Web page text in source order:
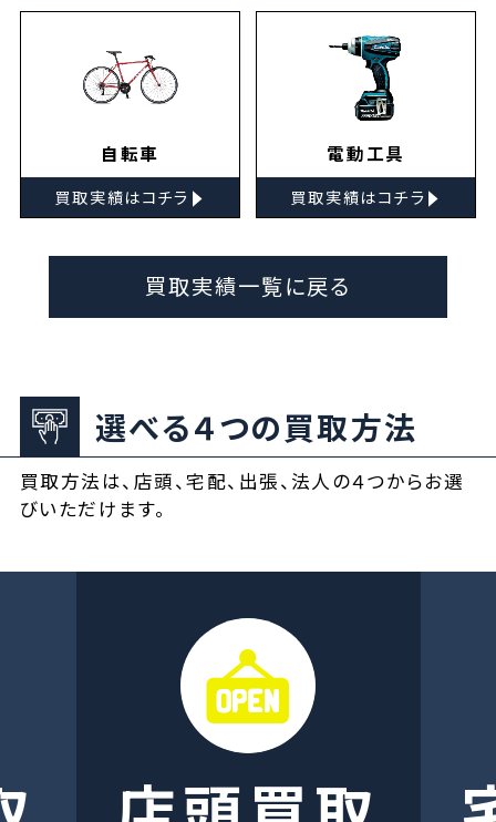
自転車
買取実績はコチラ ▸
電動工具
買取実績はコチラ ▸
買取実績一覧に戻る
選べる４つの買取方法
買取方法は、店頭、宅配、出張、法人の４つからお選
びいただけます。